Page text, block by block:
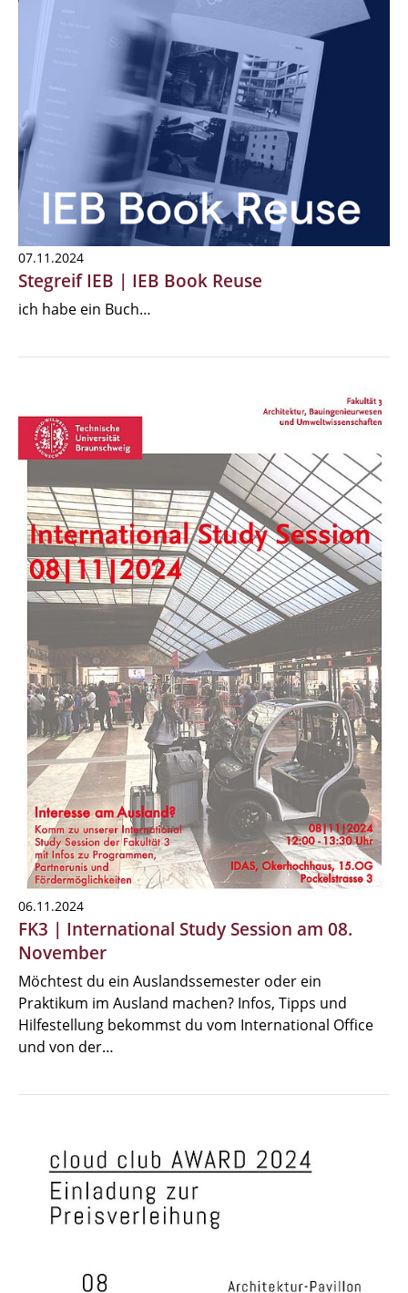
07.11.2024
Stegreif IEB | IEB Book Reuse
ich habe ein Buch…
06.11.2024
FK3 | International Study Session am 08.
November
Möchtest du ein Auslandssemester oder ein
Praktikum im Ausland machen? Infos, Tipps und
Hilfestellung bekommst du vom International Office
und von der…